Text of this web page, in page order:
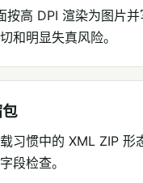
按高 DPI 渲染为图片
和明显失真风险。
习惯中的 XML ZIP 形
段检查。